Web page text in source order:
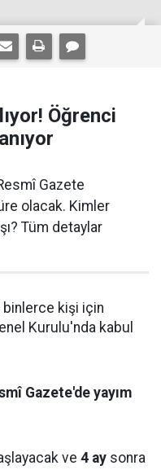
Öğrenci
Gazete
olacak. Kimler
Tüm detaylar
kişi için
Kurulu'nda kabul
Gazete'de yayım
ve 4 ay sonra